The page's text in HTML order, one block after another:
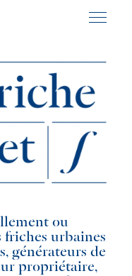
ou
friches urbaines
générateurs de
propriétaire,